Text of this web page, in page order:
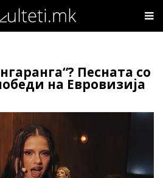
Песната со
на Евровизија